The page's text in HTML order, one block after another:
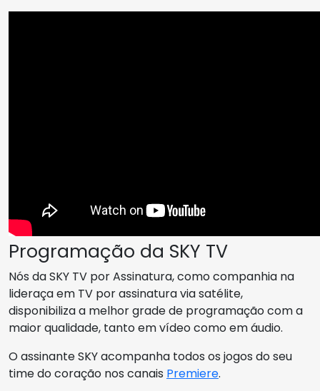
Programação da SKY TV
Nós da SKY TV por Assinatura, como companhia na
lideraça em TV por assinatura via satélite,
disponibiliza a melhor grade de programação com a
maior qualidade, tanto em vídeo como em áudio.
O assinante SKY acompanha todos os jogos do seu
time do coração nos canais Premiere.